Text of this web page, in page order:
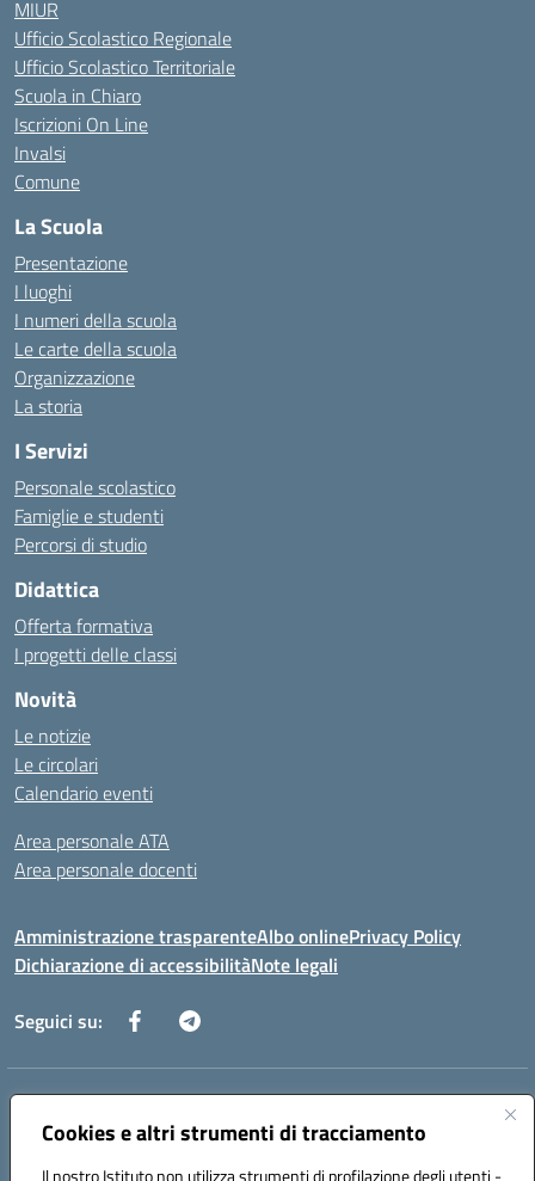
Cookies e altri strumenti di tracciamento
Il nostro Istituto non utilizza strumenti di profilazione degli utenti -
MIUR
Ufficio Scolastico Regionale
Ufficio Scolastico Territoriale
Scuola in Chiaro
Iscrizioni On Line
Invalsi
Comune
La Scuola
Presentazione
I luoghi
I numeri della scuola
Le carte della scuola
Organizzazione
La storia
I Servizi
Personale scolastico
Famiglie e studenti
Percorsi di studio
Didattica
Offerta formativa
I progetti delle classi
Novità
Le notizie
Le circolari
Calendario eventi
Area personale ATA
Area personale docenti
Amministrazione trasparenteAlbo onlinePrivacy Policy
Dichiarazione di accessibilitàNote legali
Seguici su:
Indirizzo:
Centralino:0823904424 Email:ceic8ax00c@istruzione.it